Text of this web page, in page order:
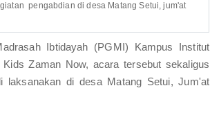
pengabdian di desa Matang Setui, jum'at
Ibtidayah (PGMI) Kampus Institut
Zaman Now, acara tersebut sekaligus
laksanakan di desa Matang Setui, Jum'at